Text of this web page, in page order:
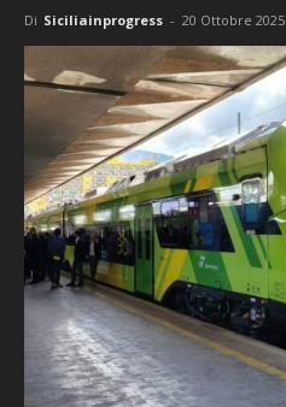
Di Siciliainprogress - 20 Ottobre 2025